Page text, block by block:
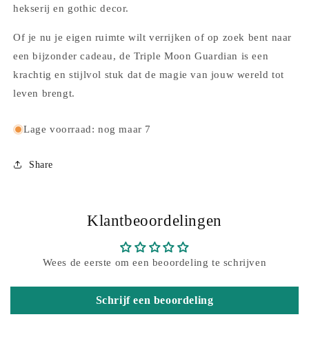
hekserij en gothic decor.
Of je nu je eigen ruimte wilt verrijken of op zoek bent naar
een bijzonder cadeau, de Triple Moon Guardian is een
krachtig en stijlvol stuk dat de magie van jouw wereld tot
leven brengt.
Lage voorraad: nog maar 7
Share
Klantbeoordelingen
Wees de eerste om een beoordeling te schrijven
Schrijf een beoordeling